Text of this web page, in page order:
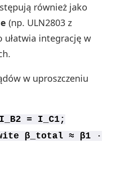
również jako
(np. ULN2803 z
ułatwia integrację w
w uproszczeniu
= I_C1;
β_total ≈ β1 ·